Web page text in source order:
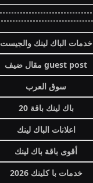
خدمات الباك لينك والجيست
guest post مقال ضيف
سوق العرب
باك لينك باقة 20
اعلانات الباك لينك
أقوى باقة باك لينك
خدمات با كلينك 2026